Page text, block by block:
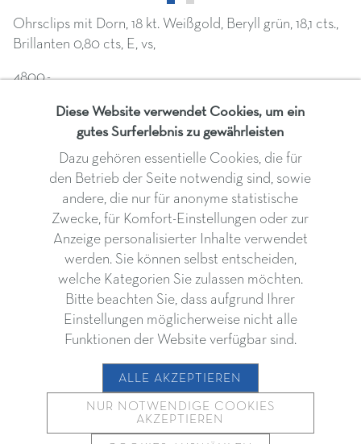
Ohrsclips mit Dorn, 18 kt. Weißgold, Beryll grün, 18,1 cts.,
Brillanten 0,80 cts, E, vs,
4800.-
Klampferergasse 2
5020 Salzburg
T.+43 (0) 662 841298
juwelier@koppenwallner.at
Diese Website verwendet Cookies, um ein
gutes Surferlebnis zu gewährleisten
Dazu gehören essentielle Cookies, die für
den Betrieb der Seite notwendig sind, sowie
andere, die nur für anonyme statistische
Zwecke, für Komfort-Einstellungen oder zur
Anzeige personalisierter Inhalte verwendet
werden. Sie können selbst entscheiden,
welche Kategorien Sie zulassen möchten.
Bitte beachten Sie, dass aufgrund Ihrer
Einstellungen möglicherweise nicht alle
Funktionen der Website verfügbar sind.
ALLE AKZEPTIEREN
NUR NOTWENDIGE COOKIES
AKZEPTIEREN